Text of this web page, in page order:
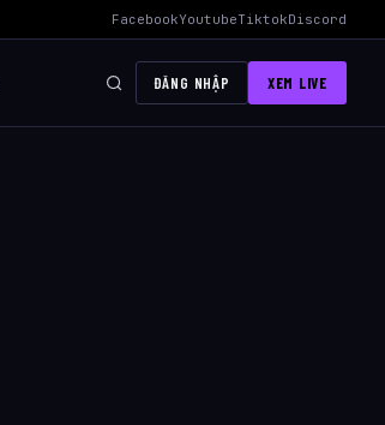
AWC 2026 Liên Quân Mobile – Lịch Thi Đấu,
FacebookYoutubeTiktokDiscord
ĐĂNG NHẬP XEM LIVE